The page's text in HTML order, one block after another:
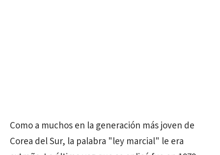
Como a muchos en la generación más joven de
Corea del Sur, la palabra "ley marcial" le era